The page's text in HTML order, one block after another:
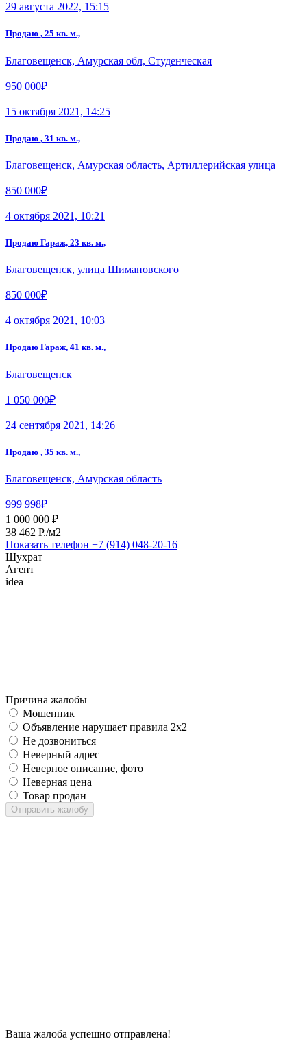
29 августа 2022, 15:15
Продаю , 25 кв. м.,
Благовещенск, Амурская обл, Студенческая
950 000₽
15 октября 2021, 14:25
Продаю , 31 кв. м.,
Благовещенск, Амурская область, Артиллерийская улица
850 000₽
4 октября 2021, 10:21
Продаю Гараж, 23 кв. м.,
Благовещенск, улица Шимановского
850 000₽
4 октября 2021, 10:03
Продаю Гараж, 41 кв. м.,
Благовещенск
1 050 000₽
24 сентября 2021, 14:26
Продаю , 35 кв. м.,
Благовещенск, Амурская область
999 998₽
1 000 000 ₽
38 462 P./м2
Показать телефон +7 (914) 048-20-16
Шухрат
Агент
idea
Причина жалобы
Мошенник
Объявление нарушает правила 2x2
Не дозвониться
Неверный адрес
Неверное описание, фото
Неверная цена
Товар продан
Отправить жалобу
Ваша жалоба успешно отправлена!